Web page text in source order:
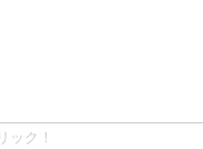
ック！